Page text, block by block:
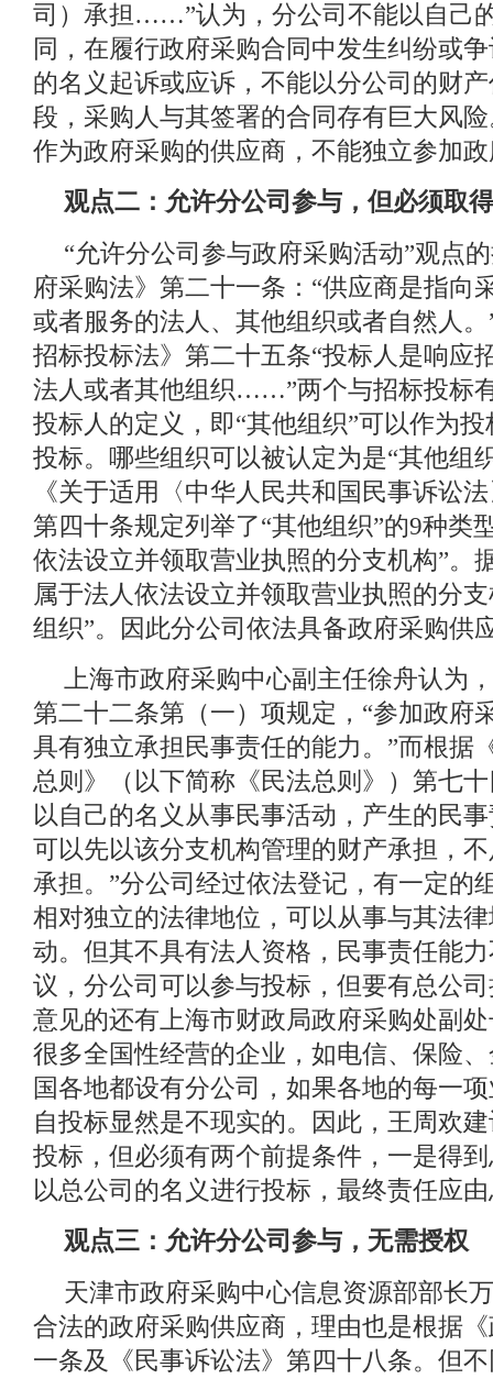
司）承担……”认为，分公司不能以自己
同，在履行政府采购合同中发生纠纷或
的名义起诉或应诉，不能以分公司的财
段，采购人与其签署的合同存有巨大风
作为政府采购的供应商，不能独立参加
观点二：允许分公司参与，但必须取
“允许分公司参与政府采购活动”观点
府采购法》第二十一条：“供应商是指向
或者服务的法人、其他组织或者自然人
招标投标法》第二十五条“投标人是响应
法人或者其他组织……”两个与招标投标
投标人的定义，即“其他组织”可以作为
投标。哪些组织可以被认定为是“其他组
《关于适用〈中华人民共和国民事诉讼
第四十条规定列举了“其他组织”的9种类
依法设立并领取营业执照的分支机构”。
属于法人依法设立并领取营业执照的分
组织”。因此分公司依法具备政府采购供
上海市政府采购中心副主任徐舟认为
第二十二条第（一）项规定，“参加政府
具有独立承担民事责任的能力。”而根据
总则》（以下简称《民法总则》）第七
以自己的名义从事民事活动，产生的民
可以先以该分支机构管理的财产承担，
承担。”分公司经过依法登记，有一定的
相对独立的法律地位，可以从事与其法
动。但其不具有法人资格，民事责任能
议，分公司可以参与投标，但要有总公
意见的还有上海市财政局政府采购处副
很多全国性经营的企业，如电信、保险
国各地都设有分公司，如果各地的每一
自投标显然是不现实的。因此，王周欢
投标，但必须有两个前提条件，一是得
以总公司的名义进行投标，最终责任应
观点三：允许分公司参与，无需授权
天津市政府采购中心信息资源部部长
合法的政府采购供应商，理由也是根据
一条及《民事诉讼法》第四十八条。但